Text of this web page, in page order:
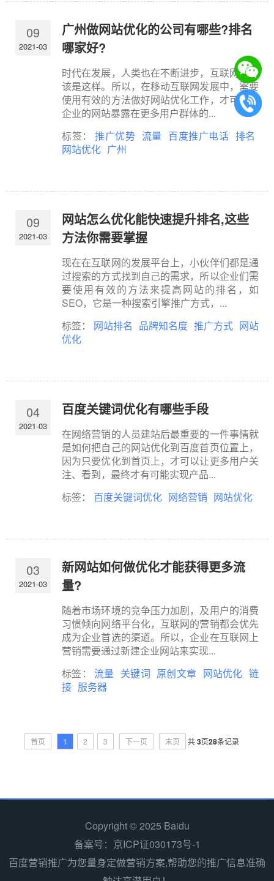
09
2021-03
广州做网站优化的公司有哪些?排名
哪家好?
时代在发展，人类也在不断进步，互联网也应
该是这样。所以，在移动互联网发展中，需要
使用有效的方法做好网站优化工作，才可以让
企业的网站暴露在更多用户群体的...
标签： 推广优势 流量 百度推广电话 排名
网站优化 广州
09
2021-03
网站怎么优化能快速提升排名,这些
方法你需要掌握
现在在互联网的发展平台上，小伙伴们都是通
过搜索的方式找到自己的需求，所以企业们需
要使用有效的方法来提高网站的排名，如
SEO，它是一种搜索引擎推广方式，...
标签： 网站排名 品牌知名度 推广方式 网站
优化
04
2021-03
百度关键词优化有哪些手段
在网络营销的人员建站后最重要的一件事情就
是如何把自己的网站优化到百度首页位置上，
因为只要优化到首页上，才可以让更多用户关
注、看到，最终才有可能实现产品...
标签： 百度关键词优化 网络营销 网站优化
03
2021-03
新网站如何做优化才能获得更多流
量?
随着市场环境的竞争压力加剧，及用户的消费
习惯倾向网络平台化，互联网的营销都会优先
成为企业首选的渠道。所以，企业在互联网上
营销需要通过新建企业网站来实现...
标签：流量 关键词 原创文章 网站优化 链
接 服务器
首页 1 2 3 下一页 末页 共3页28条记录
Copyright © 2025 Baidu
备案号：京ICP证030173号-1
百度营销推广为您量身定做营销方案,帮助您的推广信息准确